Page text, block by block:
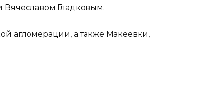
Вячеславом Гладковым.
агломерации, а также Макеевки,